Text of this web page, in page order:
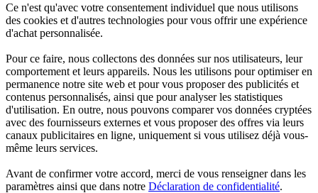
Ce n'est qu'avec votre consentement individuel que nous utilisons
des cookies et d'autres technologies pour vous offrir une expérience
d'achat personnalisée.
Pour ce faire, nous collectons des données sur nos utilisateurs, leur
comportement et leurs appareils. Nous les utilisons pour optimiser en
permanence notre site web et pour vous proposer des publicités et
contenus personnalisés, ainsi que pour analyser les statistiques
d'utilisation. En outre, nous pouvons comparer vos données cryptées
avec des fournisseurs externes et vous proposer des offres via leurs
canaux publicitaires en ligne, uniquement si vous utilisez déjà vous-
même leurs services.
Avant de confirmer votre accord, merci de vous renseigner dans les
paramètres ainsi que dans notre Déclaration de confidentialité.